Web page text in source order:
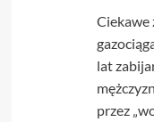
Ciekawe
lat
przez